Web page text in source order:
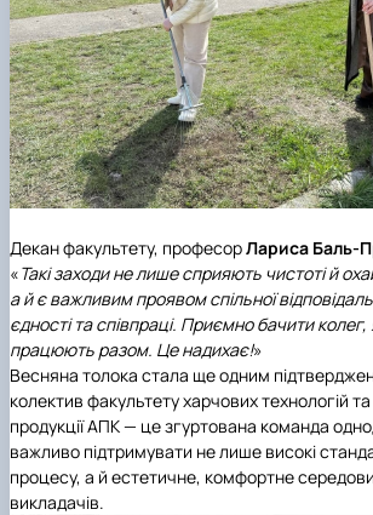
Декан факультету, професорЛариса Баль-
«Такі заходи не лише сприяють чистоті й
а й є важливим проявом спільної
єдності та співпраці. Приємно бачити колег,
працюють разом. Це надихає!»
Весняна толока стала ще одним
колектив факультету харчових технологій
продукції АПК — це згуртована команда
важливо підтримувати не лише високі
процесу, а й естетичне, комфортне
викладачів.